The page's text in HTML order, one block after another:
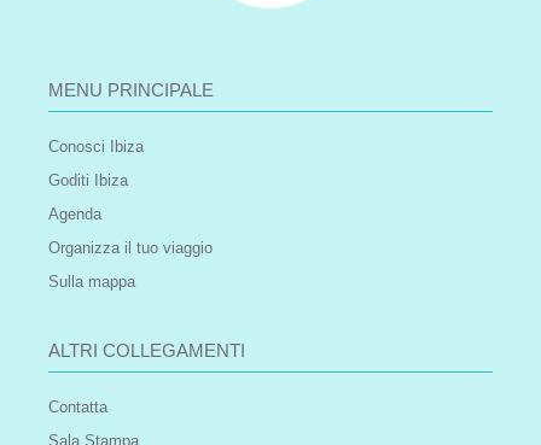
MENU PRINCIPALE
Conosci Ibiza
Goditi Ibiza
Agenda
Organizza il tuo viaggio
Sulla mappa
ALTRI COLLEGAMENTI
Contatta
Sala Stampa